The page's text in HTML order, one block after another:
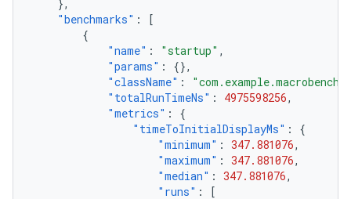
},
"benchmarks" :
[
{
"name" : "startup" ,
"params" :
{},
"className" :
"totalRunTimeNs" : 4975598256,
"metrics" :
{
"timeToInitialDisplayMs" :
{
"minimum" : 347.881076,
"maximum" : 347.881076,
"median" : 347.881076,
"runs" :
[